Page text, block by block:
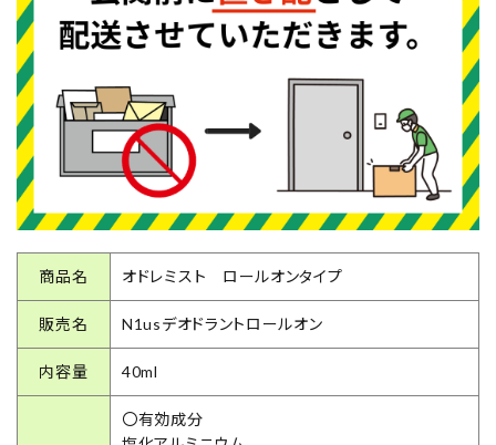
商品名 オドレミスト ロールオンタイプ
販売名 N1usデオドラントロールオン
内容量 40ml
〇有効成分